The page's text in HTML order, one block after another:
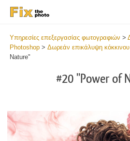
Υπηρεσίες επεξεργασίας φωτογραφιών >
Photoshop > Δωρεάν επικάλυψη
Nature"
#20 "Power of